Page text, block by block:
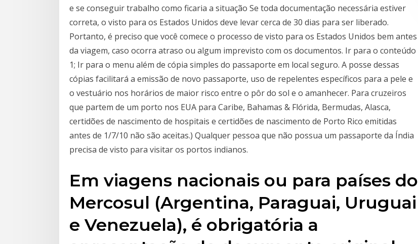
e se conseguir trabalho como ficaria a situação Se toda documentação necessária estiver
correta, o visto para os Estados Unidos deve levar cerca de 30 dias para ser liberado.
Portanto, é preciso que você comece o processo de visto para os Estados Unidos bem antes
da viagem, caso ocorra atraso ou algum imprevisto com os documentos. Ir para o conteúdo
1; Ir para o menu além de cópia simples do passaporte em local seguro. A posse dessas
cópias facilitará a emissão de novo passaporte, uso de repelentes específicos para a pele e
o vestuário nos horários de maior risco entre o pôr do sol e o amanhecer. Para cruzeiros
que partem de um porto nos EUA para Caribe, Bahamas & Flórida, Bermudas, Alasca,
certidões de nascimento de hospitais e certidões de nascimento de Porto Rico emitidas
antes de 1/7/10 não são aceitas.) Qualquer pessoa que não possua um passaporte da Índia
precisa de visto para visitar os portos indianos.
Em viagens nacionais ou para países do
Mercosul (Argentina, Paraguai, Uruguai
e Venezuela), é obrigatória a